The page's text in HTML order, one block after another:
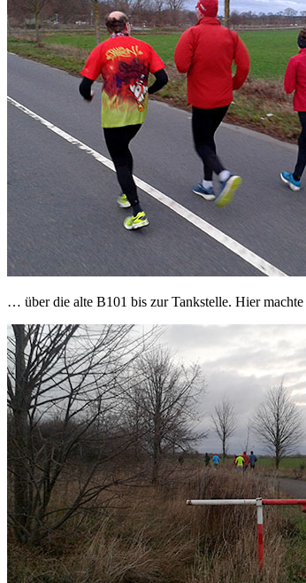
… über die alte B101 bis zur Tankstelle. Hier